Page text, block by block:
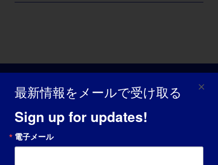
最新情報をメールで受け取る
Sign up for updates!
電子メール